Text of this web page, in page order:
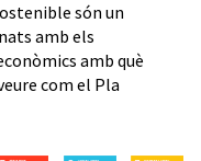
són un
amb els
amb què
com el Pla